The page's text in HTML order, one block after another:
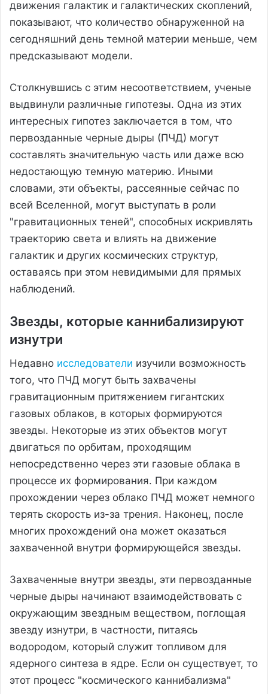
движения галактик и галактических скоплений,
показывают, что количество обнаруженной на
сегодняшний день темной материи меньше, чем
предсказывают модели.
Столкнувшись с этим несоответствием, ученые
выдвинули различные гипотезы. Одна из этих
интересных гипотез заключается в том, что
первозданные черные дыры (ПЧД) могут
составлять значительную часть или даже всю
недостающую темную материю. Иными
словами, эти объекты, рассеянные сейчас по
всей Вселенной, могут выступать в роли
"гравитационных теней", способных искривлять
траекторию света и влиять на движение
галактик и других космических структур,
оставаясь при этом невидимыми для прямых
наблюдений.
Звезды, которые каннибализируют
изнутри
Недавно исследователи изучили возможность
того, что ПЧД могут быть захвачены
гравитационным притяжением гигантских
газовых облаков, в которых формируются
звезды. Некоторые из этих объектов могут
двигаться по орбитам, проходящим
непосредственно через эти газовые облака в
процессе их формирования. При каждом
прохождении через облако ПЧД может немного
терять скорость из-за трения. Наконец, после
многих прохождений она может оказаться
захваченной внутри формирующейся звезды.
Захваченные внутри звезды, эти первозданные
черные дыры начинают взаимодействовать с
окружающим звездным веществом, поглощая
звезду изнутри, в частности, питаясь
водородом, который служит топливом для
ядерного синтеза в ядре. Если он существует, то
этот процесс "космического каннибализма"